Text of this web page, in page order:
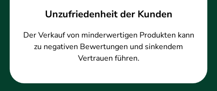
Unzufriedenheit der Kunden
Der Verkauf von minderwertigen Produkten kann
zu negativen Bewertungen und sinkendem
Vertrauen führen.